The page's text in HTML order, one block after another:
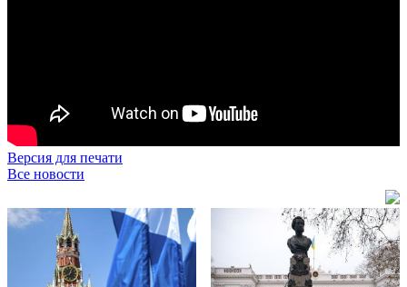
Версия для печати
Все новости